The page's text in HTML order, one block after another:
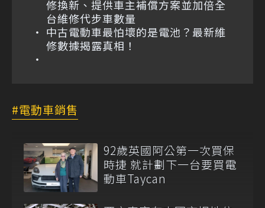
修換新、提供車主補償方案並加倍全
台維修代步車數量
中古電動車最怕壞的是電池？最新維
修數據揭露真相！
電動車銷售
92歲英國阿公第一次買保
時捷 就計劃下一台要買電
動車Taycan